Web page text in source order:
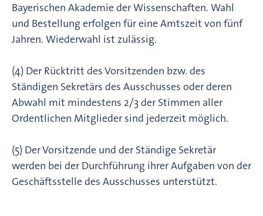
Bayerischen Akademie der Wissenschaften. Wahl
und Bestellung erfolgen für eine Amtszeit von fünf
Jahren. Wiederwahl ist zulässig.
(4) Der Rücktritt des Vorsitzenden bzw. des
Ständigen Sekretärs des Ausschusses oder deren
Abwahl mit mindestens 2/3 der Stimmen aller
Ordentlichen Mitglieder sind jederzeit möglich.
(5) Der Vorsitzende und der Ständige Sekretär
werden bei der Durchführung ihrer Aufgaben von der
Geschäftsstelle des Ausschusses unterstützt.